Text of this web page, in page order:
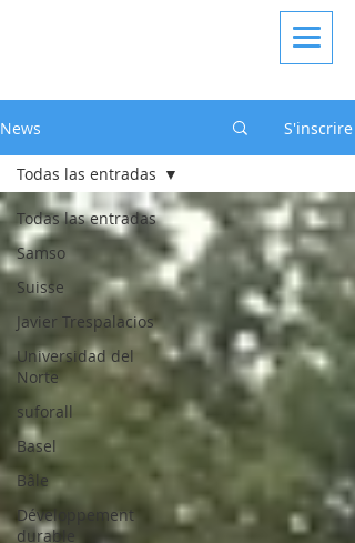
News S'inscrire
Todas las entradas
Samso
Suisse
Javier Trespalacios
Universidad del
Norte
suforall
Basel
Bâle
Développement
durable
Todas las entradas